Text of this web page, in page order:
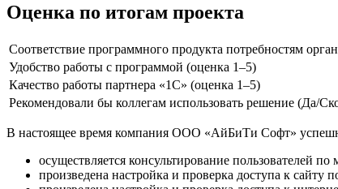
Оценка по итогам проекта
Соответствие программного продукта потребностям
Удобство работы с программой (оценка 1–5)
Качество работы партнера «1С» (оценка 1–5)
Рекомендовали бы коллегам использовать решение (Да/
В настоящее время компания ООО «АйБиТи Софт»
осуществляется консультирование пользователей
произведена настройка и проверка доступа к сайту